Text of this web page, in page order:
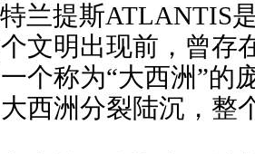
兰提斯ATLANTIS
文明出现前，曾存
个称为“大西洲”的
西洲分裂陆沉，整